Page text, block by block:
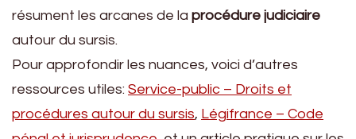
résument les arcanes de la procédure judiciaire
autour du sursis.
Pour approfondir les nuances, voici d’autres
ressources utiles: Service-public – Droits et
procédures autour du sursis, Légifrance – Code